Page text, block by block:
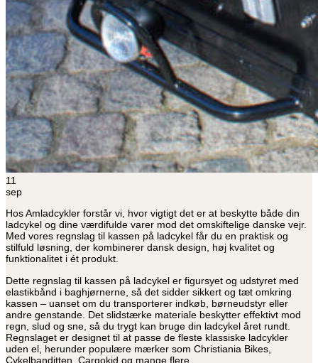
11
sep
Hos Amladcykler forstår vi, hvor vigtigt det er at beskytte både din
ladcykel og dine værdifulde varer mod det omskiftelige danske vejr.
Med vores regnslag til kassen på ladcykel får du en praktisk og
stilfuld løsning, der kombinerer dansk design, høj kvalitet og
funktionalitet i ét produkt.
Dette regnslag til kassen på ladcykel er figursyet og udstyret med
elastikbånd i baghjørnerne, så det sidder sikkert og tæt omkring
kassen – uanset om du transporterer indkøb, børneudstyr eller
andre genstande. Det slidstærke materiale beskytter effektivt mod
regn, slud og sne, så du trygt kan bruge din ladcykel året rundt.
Regnslaget er designet til at passe de fleste klassiske ladcykler
uden el, herunder populære mærker som Christiania Bikes,
Cykelbanditten, Cargokid og mange flere.